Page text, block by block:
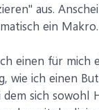
aus.
ein Makro.
einen für mich
wie ich einen
dem sich sowohl